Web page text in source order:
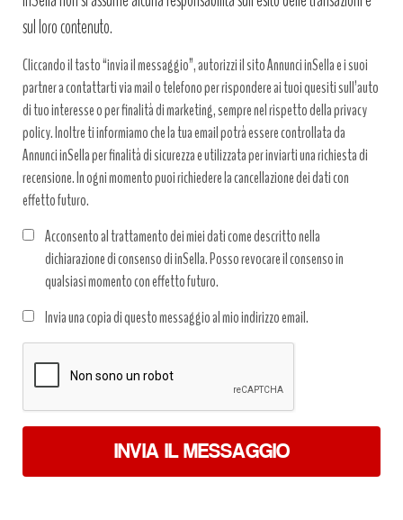
sul loro contenuto.
Cliccando il tasto “invia il messaggio”, autorizzi il sito Annunci inSella e i suoi
partner a contattarti via mail o telefono per rispondere ai tuoi quesiti sull’auto
di tuo interesse o per finalità di marketing, sempre nel rispetto della privacy
policy. Inoltre ti informiamo che la tua email potrà essere controllata da
Annunci inSella per finalità di sicurezza e utilizzata per inviarti una richiesta di
recensione. In ogni momento puoi richiedere la cancellazione dei dati con
effetto futuro.
Acconsento al trattamento dei miei dati come descritto nella
dichiarazione di consenso di inSella. Posso revocare il consenso in
qualsiasi momento con effetto futuro.
dati
*
Invia una copia di questo messaggio al mio indirizzo email.
INVIA IL MESSAGGIO